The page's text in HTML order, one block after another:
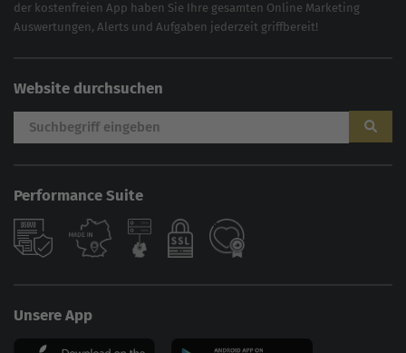
der kostenfreien App haben Sie Ihre gesamten Online Marketing
Auswertungen, Alerts und Aufgaben jederzeit griffbereit!
Website durchsuchen
Performance Suite
Unsere App